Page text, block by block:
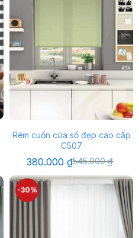
Rèm cuốn cửa sổ đẹp cao cấp
C507
545.000₫
Giá
gốc
là:
545.000 ₫.
380.000₫Giá
hiện
tại
là:
380.000 ₫.
-30%